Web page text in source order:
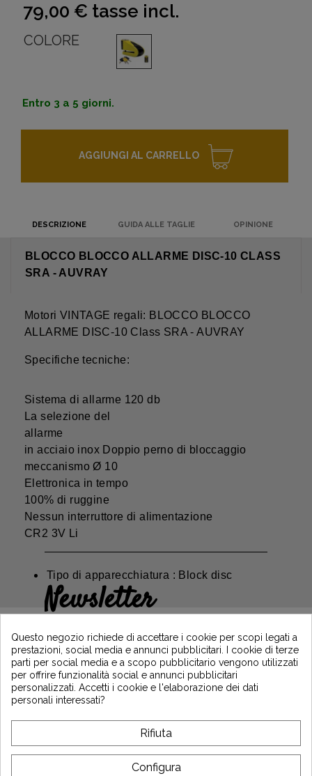
79,00 € tasse incl.
COLORE
Entro 3 a 5 giorni.
AGGIUNGI AL CARRELLO
DESCRIZIONE GUIDA ALLE TAGLIE OPINIONE
BLOCCO BLOCCO ALLARME DISC-10 CLASS
SRA - AUVRAY
Motori VINTAGE regali: BLOCCO BLOCCO
ALLARME DISC-10 Class SRA - AUVRAY
Specifiche tecniche:
Sistema di allarme 120 db
La selezione del
allarme
in acciaio inox Doppio perno di bloccaggio
meccanismo Ø 10
Elettronica in tempo
100% di ruggine
Nessun interruttore di alimentazione
CR2 3V Li
Tipo di apparecchiatura : Block disc
Newsletter
iscrivendoti e resta informato sulle ultime
notizie di Vintage Motors
*Dès 99€ d'achat. En vous abonnant à notre newsletter, vous reconnaissez avoir pris
l'acceptez.
A PROPOSITO DI VINTAGE
Questo negozio richiede di accettare i cookie per scopi legati a
prestazioni, social media e annunci pubblicitari. I cookie di terze
parti per social media e a scopo pubblicitario vengono utilizzati
per offrire funzionalità social e annunci pubblicitari
personalizzati. Accetti i cookie e l'elaborazione dei dati
personali interessati?
Rifiuta
Configura